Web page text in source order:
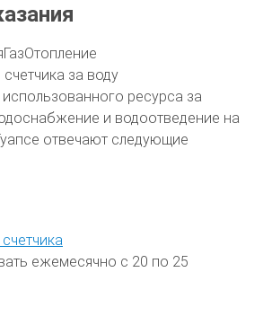
ГазОтопление
за воду
ресурса за
и водоотведение на
отвечают следующие
ежемесячно с 20 по 25